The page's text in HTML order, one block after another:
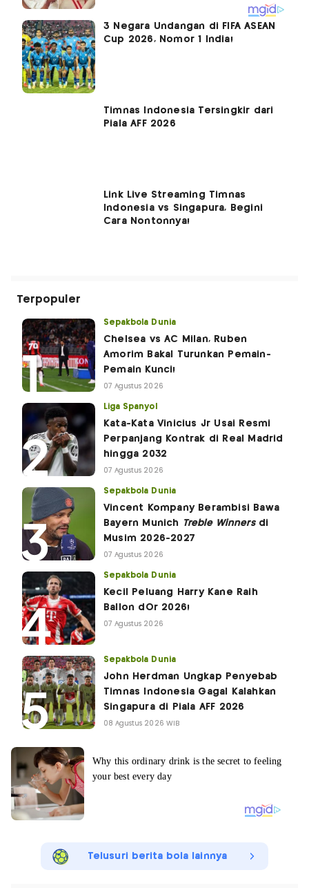
3 Negara Undangan di FIFA ASEAN
Cup 2026, Nomor 1 India!
Timnas Indonesia Tersingkir dari
Piala AFF 2026
Link Live Streaming Timnas
Indonesia vs Singapura, Begini
Cara Nontonnya!
Terpopuler
Sepakbola Dunia
Chelsea vs AC Milan, Ruben
Amorim Bakal Turunkan Pemain-
Pemain Kunci!
07 Agustus 2026
Liga Spanyol
Kata-Kata Vinicius Jr Usai Resmi
Perpanjang Kontrak di Real Madrid
hingga 2032
07 Agustus 2026
Sepakbola Dunia
Vincent Kompany Berambisi Bawa
Bayern Munich
Treble Winnersdi
Musim 2026-2027
07 Agustus 2026
Sepakbola Dunia
Kecil Peluang Harry Kane Raih
Ballon dOr 2026!
07 Agustus 2026
Sepakbola Dunia
John Herdman Ungkap Penyebab
Timnas Indonesia Gagal Kalahkan
Singapura di Piala AFF 2026
08 Agustus 2026 WIB
Telusuri berita bola lainnya